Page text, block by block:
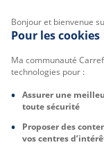
Bonjour et bienvenue
Pour les cookies
Ma communauté
technologies pour :
Assurer une
toute sécurité
Proposer des
vos centres